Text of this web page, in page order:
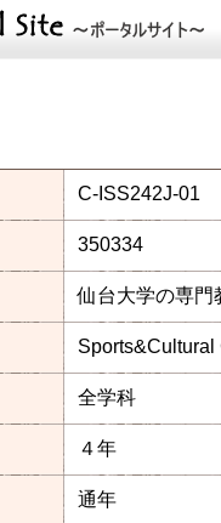
C-ISS242J-01
350334
仙台大学の専
全学科
４年
通年